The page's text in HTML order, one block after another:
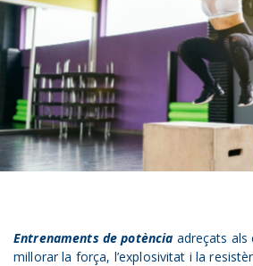
Entrenaments de potència adreçats als
millorar la força, l’explosivitat i la